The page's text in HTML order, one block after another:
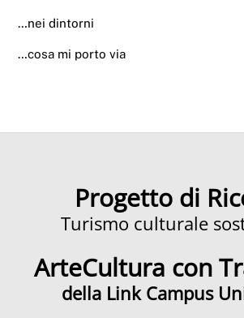
…nei dintorni
…cosa mi porto via
Progetto di
Turismo culturale
ArteCultura con
della Link Campus